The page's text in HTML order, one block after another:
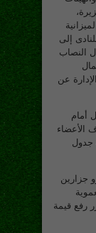
إلى
النصاب
عن
أمام
الأعضاء
جدول
جزارين
رفع قيمة